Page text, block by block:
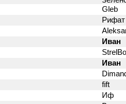
Gleb
Рифат
Иван
Иван
fift
Иф